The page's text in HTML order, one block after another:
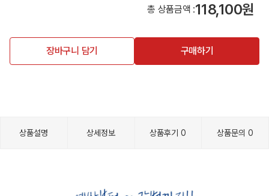
총 상품금액 :118,100원
장바구니 담기 구매하기
상품설명 상세정보 상품후기0 상품문의0